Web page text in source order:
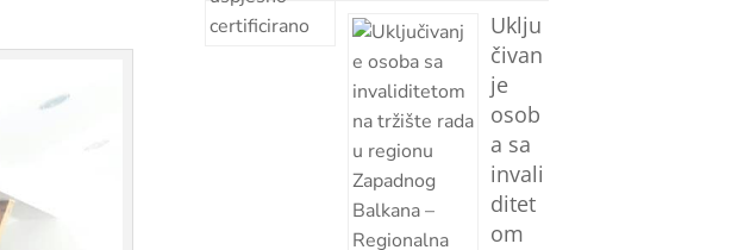
Uklju
čivan
je
osob
a sa
invali
ditet
om